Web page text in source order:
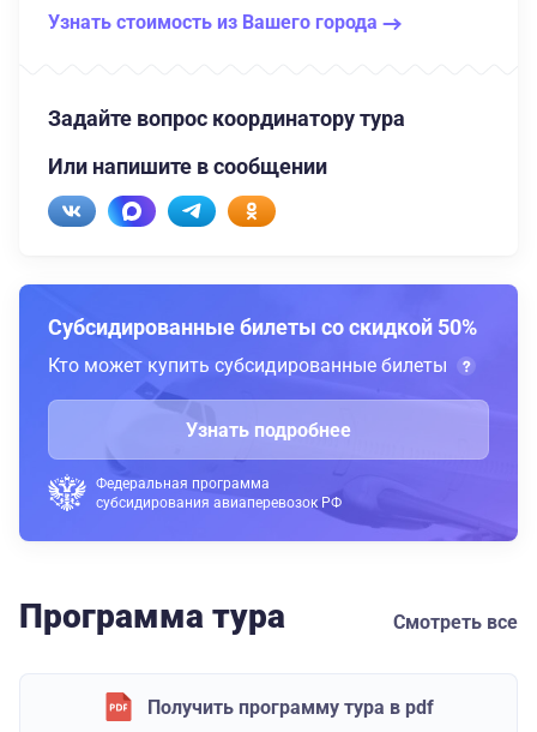
Узнать стоимость из Вашего города
Задайте вопрос координатору тура
Или напишите в сообщении
Субсидированные билеты со скидкой 50%
Кто может купить субсидированные билеты
Узнать подробнее
Федеральная программа
субсидирования авиаперевозок РФ
Программа тура Смотреть все
Получить программу тура в pdf